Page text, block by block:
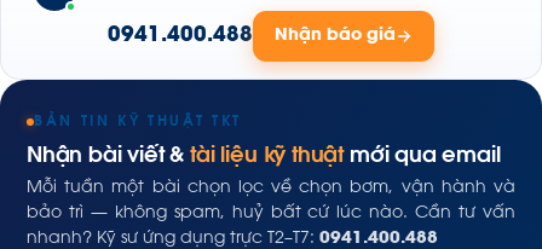
0941.400.488 Nhận báo giá
BẢN TIN KỸ THUẬT TKT
Nhận bài viết &tài liệu kỹ thuậtmới qua email
Mỗi tuần một bài chọn lọc về chọn bơm, vận hành và
bảo trì — không spam, huỷ bất cứ lúc nào. Cần tư vấn
nhanh? Kỹ sư ứng dụng trực T2–T7: 0941.400.488